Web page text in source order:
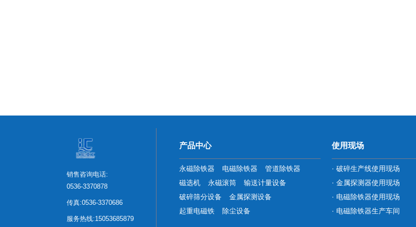
销售咨询电话:
0536-3370878
传真:0536-3370686
服务热线:15053685879
产品中心
永磁除铁器 电磁除铁器
管道除铁器
磁选机
永磁滚筒
输送计量设备
破碎筛分设备
金属探测设备
起重电磁铁
除尘设备
使用现场
· 破碎生产线使用现场
· 金属探测器使用现场
· 电磁除铁器使用现场
· 电磁除铁器生产车间